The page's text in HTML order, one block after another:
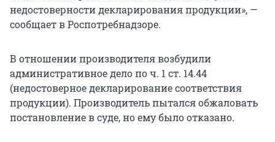
недостоверности декларирования продукции», —
сообщает в Роспотребнадзоре.
В отношении производителя возбудили
административное дело по ч. 1 ст. 14.44
(недостоверное декларирование соответствия
продукции). Производитель пытался обжаловать
постановление в суде, но ему было отказано.